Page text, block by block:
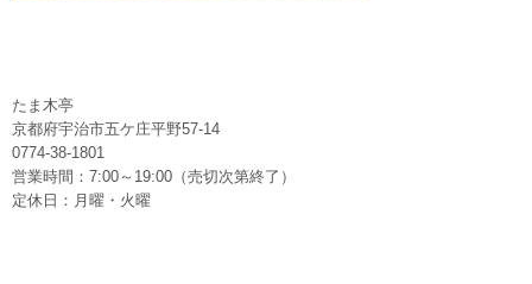
たま木亭
京都府宇治市五ケ庄平野57-14
0774-38-1801
営業時間：7:00～19:00（売切次第終了）
定休日：月曜・火曜